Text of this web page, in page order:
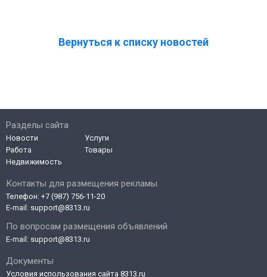
Вернуться к списку новостей
Контакты для размещения рекламы
Телефон: +7 (987) 756-11-20
E-mail: support@8313.ru
По вопросам размещения объявлений
E-mail: support@8313.ru
Документы
Условия использования сайта 8313.ru
Разделы сайта
Новости
Работа
Недвижимость
Услуги
Товары